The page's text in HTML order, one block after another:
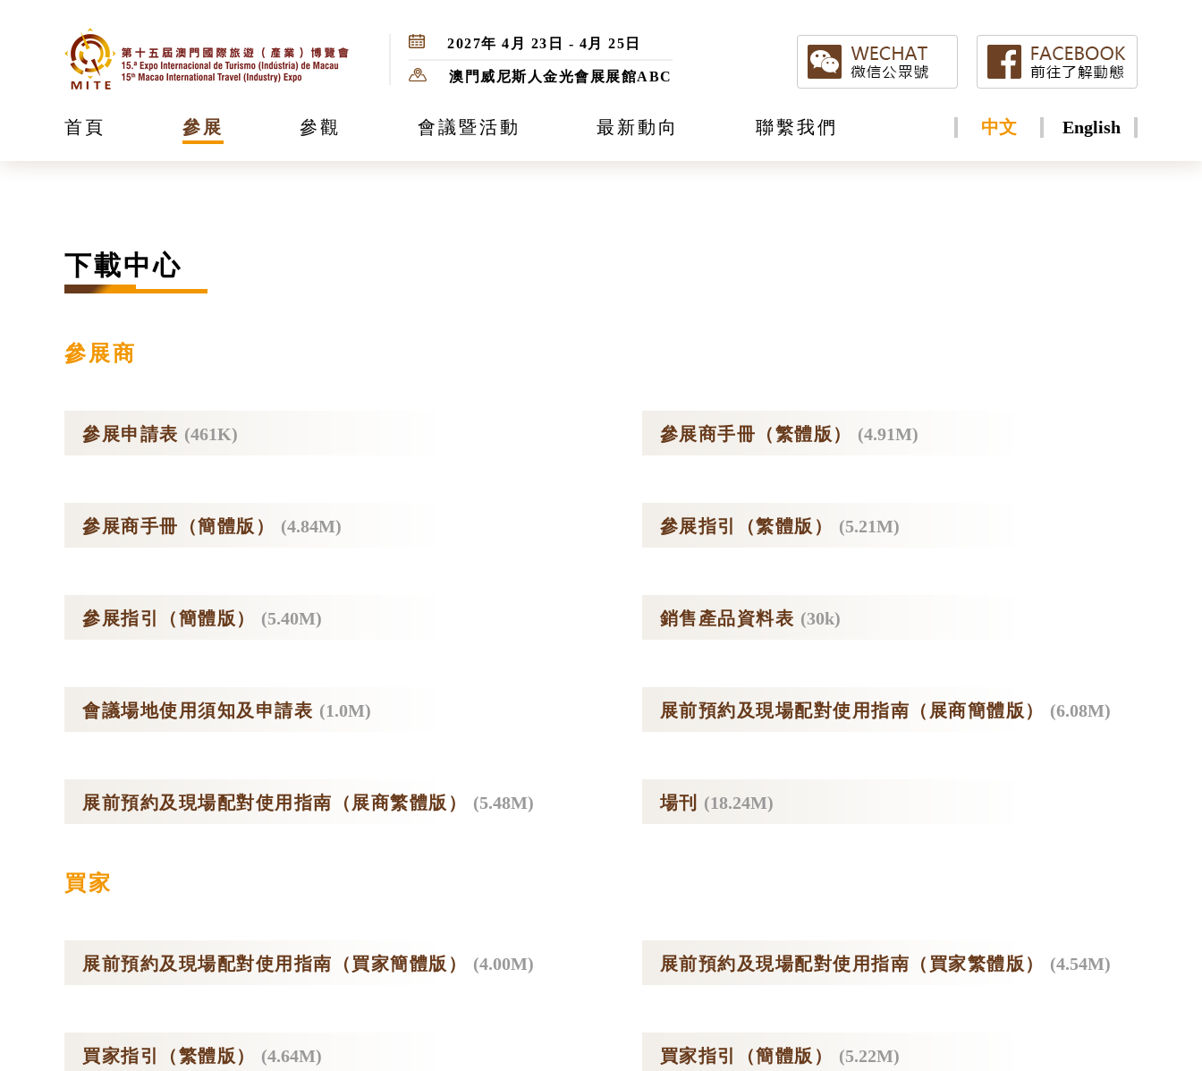
2027年 4月 23日 - 4月 25日
澳門威尼斯人金光會展展館ABC
首頁 參展 參觀 會議暨活動 最新動向 聯繫我們 中文 English
下載中心
參展商
參展申請表 (461K) 參展商手冊（繁體版） (4.91M)
參展商手冊（簡體版） (4.84M) 參展指引（繁體版） (5.21M)
參展指引（簡體版） (5.40M) 銷售產品資料表 (30k)
會議場地使用須知及申請表 (1.0M) 展前預約及現場配對使用指南（展商簡體版） (6.08M)
展前預約及現場配對使用指南（展商繁體版） (5.48M) 場刊 (18.24M)
買家
展前預約及現場配對使用指南（買家簡體版） (4.00M) 展前預約及現場配對使用指南（買家繁體版） (4.54M)
買家指引（繁體版） (4.64M) 買家指引（簡體版） (5.22M)